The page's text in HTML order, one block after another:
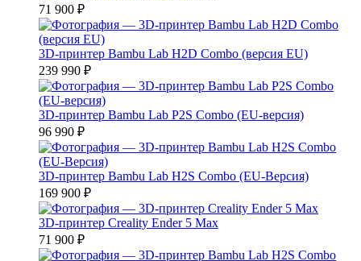
71 900 ₽
3D-принтер Bambu Lab H2D Combo (версия EU)
239 990 ₽
3D-принтер Bambu Lab P2S Combo (EU-версия)
96 990 ₽
3D-принтер Bambu Lab H2S Combo (EU-Версия)
169 900 ₽
3D-принтер Creality Ender 5 Max
71 900 ₽